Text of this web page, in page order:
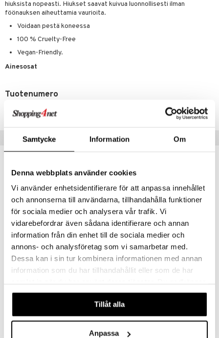
Samtycke Information Om
Denna webbplats använder cookies
Vi använder enhetsidentifierare för att anpassa innehållet
och annonserna till användarna, tillhandahålla funktioner
för sociala medier och analysera vår trafik. Vi
vidarebefordrar även sådana identifierare och annan
information från din enhet till de sociala medier och
annons- och analysföretag som vi samarbetar med.
Dessa kan i sin tur kombinera informationen med annan
information som du har tillhandahållit eller som de har
våra cookies vid fortsatt användande av vår webbplats.
Tillåt alla
Anpassa
hiuksista nopeasti. Hiukset saavat kuivua luonnollisesti ilman
föönauksen aiheuttamia vaurioita.
Voidaan pestä koneessa
100 % Cruelty-Free
Vegan-Friendly.
Ainesosat
Tuotenumero
CBW02-D8-1-XX-XX
Suositut tuotteet
Saatavana useana vaihtoehtona
Blax Snag Free Hair Elastics
BLAX
5,21
kampanja
Saatavana useana vaihtoehtona
Scrunchie
BEAUTY BY AVALEA
1,90
& Viikset
3: Kosteutus
Happy
Miehille
& Soujaus
& Ihonpuhdistus